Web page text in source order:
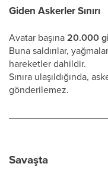
Giden Askerler Sınırı
Avatar başına20.000
Buna saldırılar,
hareketler dahildir.
Sınıra ulaşıldığında,
gönderilemez.
Savaşta